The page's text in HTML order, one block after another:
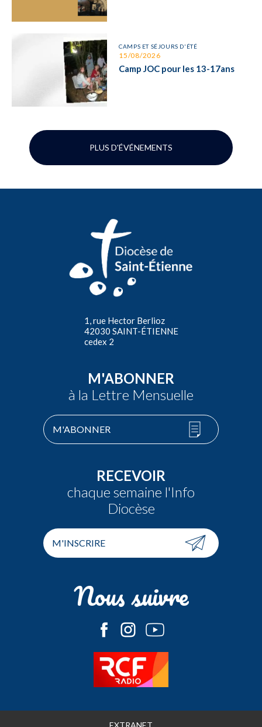
PLUS D'ÉVÉNEMENTS
CAMPS ET SÉJOURS D'ÉTÉ
15/08/2026
Camp JOC pour les 13-17ans
1, rue Hector Berlioz
42030 SAINT-ÉTIENNE
cedex 2
M'ABONNER
à la Lettre Mensuelle
M'ABONNER
RECEVOIR
chaque semaine l'Info
Diocèse
M'INSCRIRE
Nous suivre
EXTRANET